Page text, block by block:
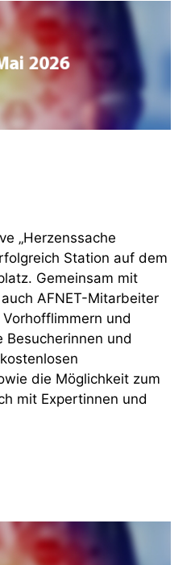
„Herzenssache
Station auf dem
Gemeinsam mit
AFNET-Mitarbeiter
und
Besucherinnen und
die Möglichkeit zum
mit Expertinnen und